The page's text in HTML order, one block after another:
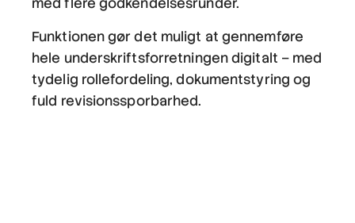
Funktionen gør det muligt at gennemføre
hele underskriftsforretningen digitalt – med
tydelig rollefordeling, dokumentstyring og
fuld revisionssporbarhed.